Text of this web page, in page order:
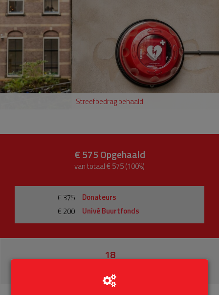
Streefbedrag behaald
€ 575Opgehaald
van totaal € 575 (100%)
€ 375
Donateurs
€ 200
Univé Buurtfonds
18